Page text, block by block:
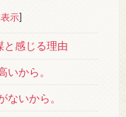
示]
と感じる理由
いから。
ないから。